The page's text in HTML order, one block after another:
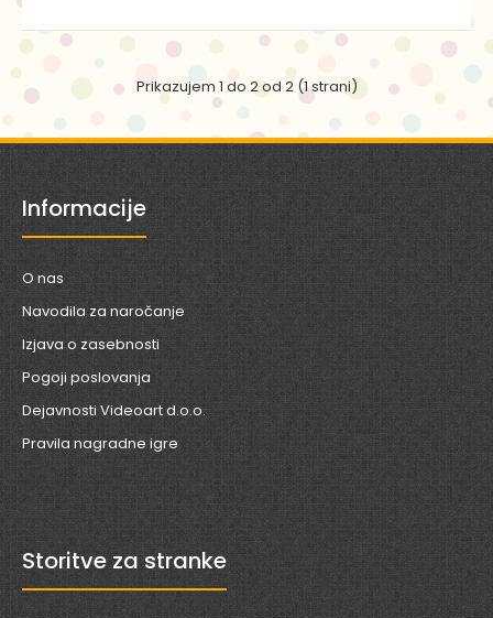
MOJ PRIJATELJ ANGELČEK - Moj prijatelj
Prenos + 1.22€
Nekega vetrnega dne, ko ptiček Perček obeša
nogavice, po zraku prileti miš. Toda to ni navadna miš. ..
Prikazujem 1 do 2 od 2 (1 strani)
Informacije
O nas
Navodila za naročanje
Izjava o zasebnosti
Pogoji poslovanja
Dejavnosti Videoart d.o.o.
Pravila nagradne igre
Storitve za stranke